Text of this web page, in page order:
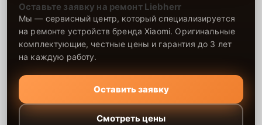
Оставьте заявку на ремонт Liebherr
Мы — сервисный центр, который специализируется
на ремонте устройств бренда Xiaomi. Оригинальные
комплектующие, честные цены и гарантия до 3 лет
на каждую работу.
Оставить заявку
Смотреть цены